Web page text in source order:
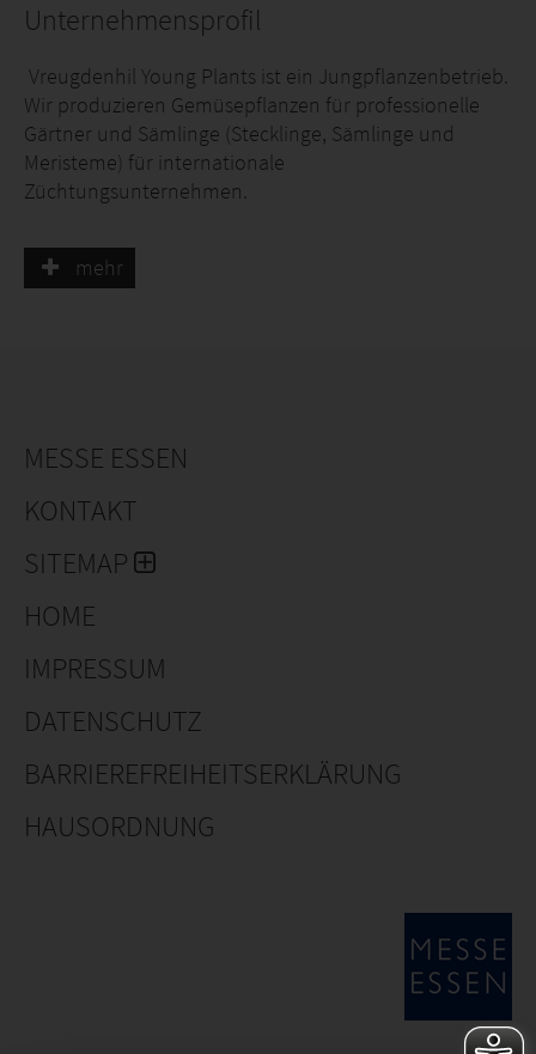
Unternehmensprofil
Vreugdenhil Young Plants ist ein Jungpflanzenbetrieb.
Wir produzieren Gemüsepflanzen für professionelle
Gärtner und Sämlinge (Stecklinge, Sämlinge und
Meristeme) für internationale
Züchtungsunternehmen.
Pick-&-Joy® Erntegemüse: eigene Züchtung
(Vreugdenhil Breeding & Seeds), Saatgutproduktion
mehr
MESSE ESSEN
KONTAKT
SITEMAP
HOME
IMPRESSUM
DATENSCHUTZ
BARRIEREFREIHEITSERKLÄRUNG
HAUSORDNUNG